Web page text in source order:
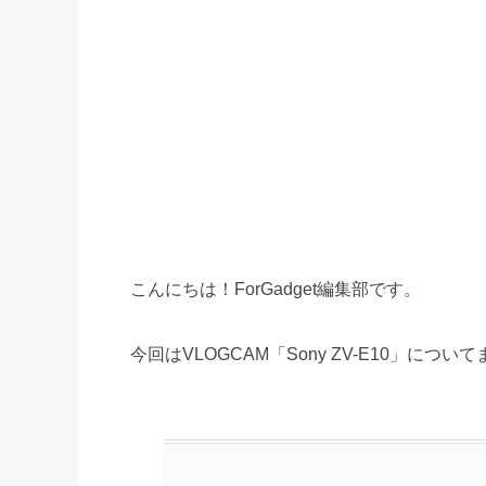
こんにちは！ForGadget編集部です。
今回はVLOGCAM「Sony ZV-E10」について